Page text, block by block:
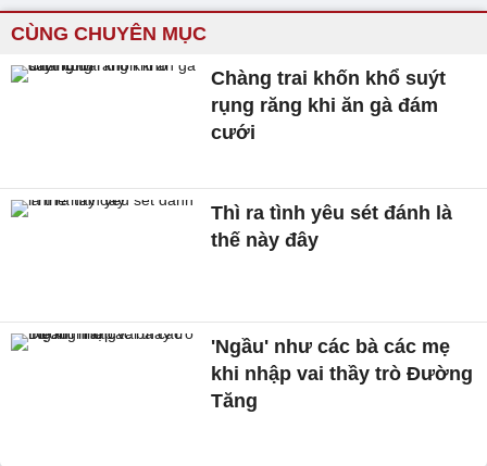
CÙNG CHUYÊN MỤC
Chàng trai khốn khổ suýt
rụng răng khi ăn gà đám
cưới
Thì ra tình yêu sét đánh là
thế này đây
'Ngầu' như các bà các mẹ
khi nhập vai thầy trò Đường
Tăng